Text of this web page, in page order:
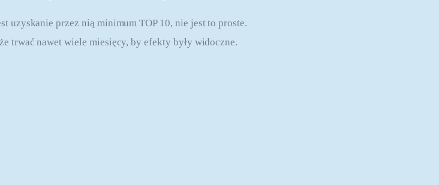
uzyskanie przez nią minimum TOP 10, nie jest to proste.
trwać nawet wiele miesięcy, by efekty były widoczne.